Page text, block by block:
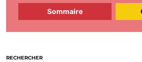
Sommaire
RECHERCHER